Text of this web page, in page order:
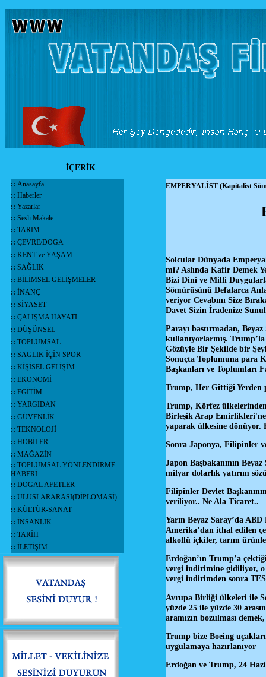
İÇERİK
:: Anasayfa
:: Haberler
:: Yazarlar
:: Sesli Makale
:: TARIM
:: ÇEVRE/DOGA
:: KENT ve YAŞAM
:: SAĞLIK
:: BİLİMSEL GELİŞMELER
:: İNANÇ
:: SİYASET
:: ÇALIŞMA HAYATI
:: DÜŞÜNSEL
:: TOPLUMSAL
:: SAGLIK İÇİN SPOR
:: KİŞİSEL GELİŞİM
:: EKONOMİ
:: EGİTİM
:: YARGIDAN
:: GÜVENLİK
:: TEKNOLOJİ
:: HOBİLER
:: MAĞAZİN
:: TOPLUMSAL YÖNLENDİRME
HABERİ
:: DOGAL AFETLER
:: ULUSLARARASI(DİPLOMASİ)
:: KÜLTÜR-SANAT
:: İNSANLIK
:: TARİH
:: İLETİŞİM
EMPERYALİST (Kapitalist
Solcular Dünyada
mi? Aslında Kafir Demek
Bizi Dini ve Milli
Sömürüsünü Defalarca
veriyor Cevabını Size
Davet Sizin İradenize
Parayı bastırmadan,
kullanıyorlarmış.
Gözüyle Bir Şekilde bir
Sonuçta Toplumuna para
Başkanları ve Toplumları
Trump, Her Gittiği Yerden
Trump, Körfez
Birleşik Arap Emirlikleri'ne
yaparak ülkesine
Sonra Japonya, Filipinler
Japon Başbakanının
milyar dolarlık yatırım
Filipinler Devlet
veriliyor.. Ne Ala Ticaret..
Yarın Beyaz Saray’da
Amerika’dan ithal edilen
alkollü içkiler, tarım
Erdoğan’ın Trump’a
vergi indirimine gidiliyor, o
vergi indirimden sonra
Avrupa Birliği ülkeleri ile
yüzde 25 ile yüzde 30
aramızın bozulması
Trump bize Boeing
uygulamaya hazırlanıyor
Erdoğan ve Trump, 24